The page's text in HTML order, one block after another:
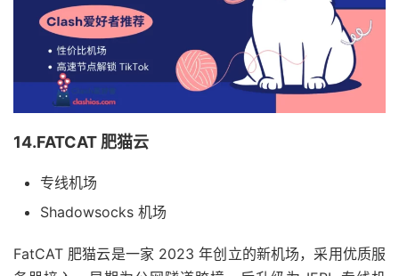
14.FATCAT 肥猫云
专线机场
Shadowsocks 机场
FatCAT 肥猫云是一家 2023 年创立的新机场，采用优质服